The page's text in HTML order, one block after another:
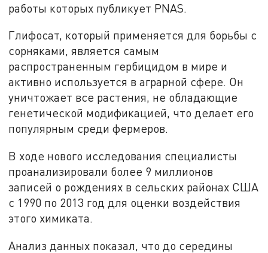
работы которых публикует PNAS.
Глифосат, который применяется для борьбы с
сорняками, является самым
распространенным гербицидом в мире и
активно используется в аграрной сфере. Он
уничтожает все растения, не обладающие
генетической модификацией, что делает его
популярным среди фермеров.
В ходе нового исследования специалисты
проанализировали более 9 миллионов
записей о рождениях в сельских районах США
с 1990 по 2013 год для оценки воздействия
этого химиката.
Анализ данных показал, что до середины